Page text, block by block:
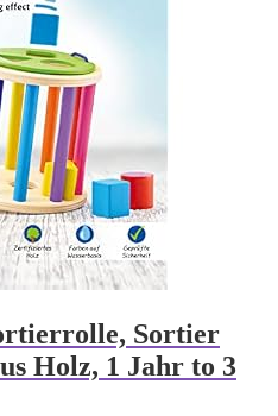
Sortier
Holz, 1 Jahr to 3